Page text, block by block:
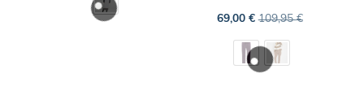
69,00 € 109,95€